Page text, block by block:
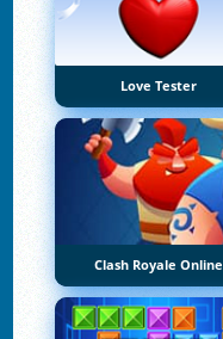
Love Tester
Clash Royale Online